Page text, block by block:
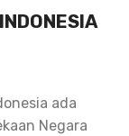
ada
Negara